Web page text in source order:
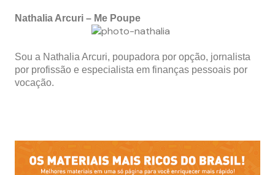
Nathalia Arcuri – Me Poupe
Sou a Nathalia Arcuri, poupadora por opção, jornalista
por profissão e especialista em finanças pessoais por
vocação.